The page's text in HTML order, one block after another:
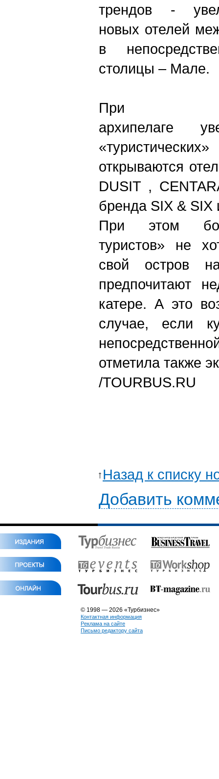
трендов -
новых отелей
в
столицы – Мале.
При
архипелаге
открываются
DUSIT ,
бренда SIX & SIX
При этом
туристов» не
свой остров
предпочитают
катере. А это
случае, если
отметила также
/TOURBUS.RU
Назад к списку
Добавить
© 1998 — 2026 «Турбизнес»
Контактная информация
Реклама на сайте
Письмо редактору сайта